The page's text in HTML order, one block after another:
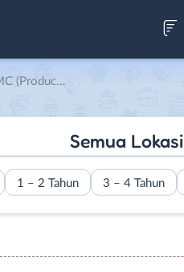
SML Indonesia Private
Semua Lokasi
1 – 2 Tahun 3 – 4 Tahun